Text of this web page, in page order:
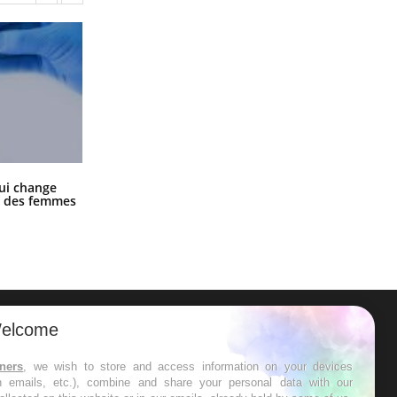
change
femmes
les semaines les meilleures
, we wish to store and access information on your devices
emails, etc.), combine and share your personal data with our